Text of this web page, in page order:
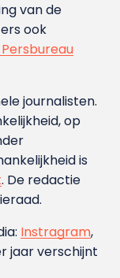
van de
ook
journalisten.
op
is
. De redactie
Instragram,
jaar verschijnt